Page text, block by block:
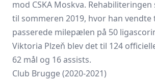
mod CSKA Moskva.
til sommeren 2019, hvor han vendte
passerede milepælen på 50
Viktoria Plzeň blev det til 124
62 mål og 16 assists.
Club Brugge (2020-2021)